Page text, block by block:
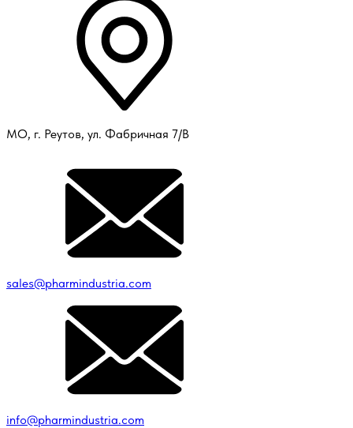
МО, г. Реутов, ул. Фабричная 7/В
sales@pharmindustria.com
info@pharmindustria.com